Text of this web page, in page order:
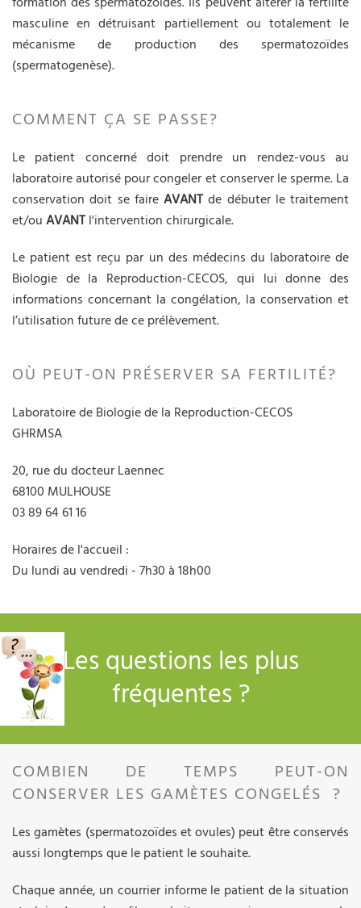
masculine en détruisant partiellement ou totalement le
mécanisme de production des spermatozoïdes
(spermatogenèse).
COMMENT ÇA SE PASSE?
Le patient concerné doit prendre un rendez-vous au
laboratoire autorisé pour congeler et conserver le sperme. La
conservation doit se faire AVANT de débuter le traitement
et/ou AVANT l'intervention chirurgicale.
Le patient est reçu par un des médecins du laboratoire de
Biologie de la Reproduction-CECOS, qui lui donne des
informations concernant la congélation, la conservation et
l’utilisation future de ce prélèvement.
OÙ PEUT-ON PRÉSERVER SA FERTILITÉ?
Laboratoire de Biologie de la Reproduction-CECOS
GHRMSA
20, rue du docteur Laennec
68100 MULHOUSE
03 89 64 61 16
Horaires de l'accueil :
Du lundi au vendredi - 7h30 à 18h00
Les questions les plus
fréquentes ?
COMBIEN DE TEMPS PEUT-ON
CONSERVER LES GAMÈTES CONGELÉS ?
Les gamètes (spermatozoïdes et ovules) peut être conservés
aussi longtemps que le patient le souhaite.
Chaque année, un courrier informe le patient de la situation